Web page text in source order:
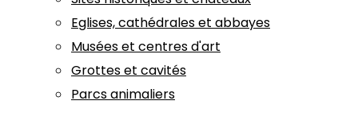
Eglises, cathédrales et abbayes
Musées et centres d'art
Grottes et cavités
Parcs animaliers